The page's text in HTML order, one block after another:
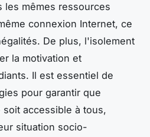
les mêmes ressources
connexion Internet, ce
De plus, l'isolement
la motivation et
Il est essentiel de
pour garantir que
accessible à tous,
situation socio-